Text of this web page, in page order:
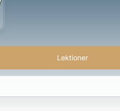
Lektioner